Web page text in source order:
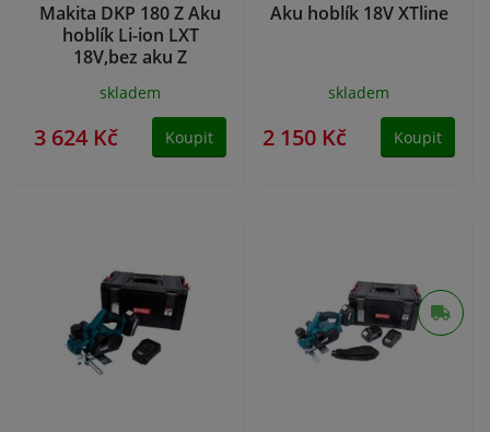
Makita DKP 180 Z Aku
hoblík Li-ion LXT
18V,bez aku Z
skladem
3 624 Kč Koupit
Aku hoblík 18V XTline
skladem
2 150 Kč Koupit